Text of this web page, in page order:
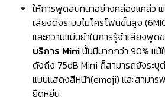
ให้การพูดสนทนาอย่างคล่องแคล่ว
เสียงดังระบบไมโครโฟนขั้นสูง
และความแม่นยำในการรู้จำเสียงพูด
บริการ Miniนั้นมีมากกว่า 90% แ
ดังถึง 75dB Mini ก็สามารถยังระ
แบบแสดงสีหน้า(emoji) และสามาร
ยืดหยุ่น